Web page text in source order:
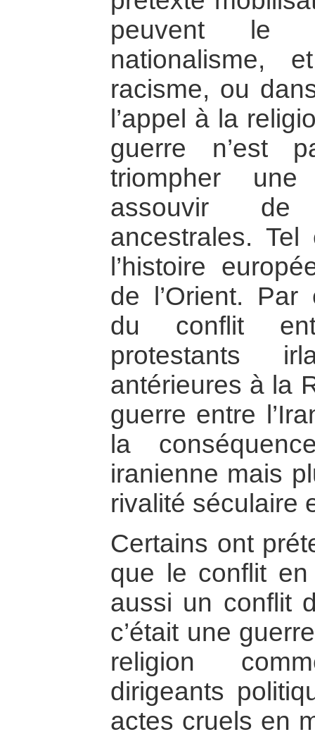
peuvent le
nationalisme,
racisme, ou
l’appel à la
guerre n’est
triompher
assouvir de
ancestrales.
l’histoire
de l’Orient.
du conflit
protestants
antérieures à la
guerre entre
la
iranienne mais
rivalité séculaire
Certains ont
que le conflit en
aussi un conflit
c’était une
religion
dirigeants
actes cruels en